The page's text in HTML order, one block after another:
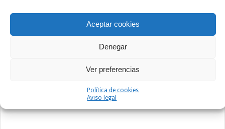
Aceptar cookies
Denegar
Ver preferencias
Política de cookies
Aviso legal
13/04/2022